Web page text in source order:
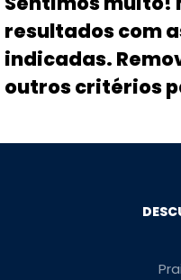
resultados com
indicadas.
outros critérios